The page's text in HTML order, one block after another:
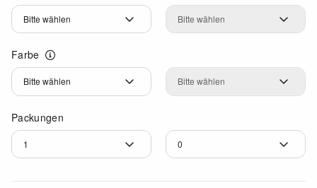
Dioptrien
Dioptrien
Farbe
Farbe
Farbe
Packungen